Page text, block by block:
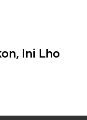
Ini Lho